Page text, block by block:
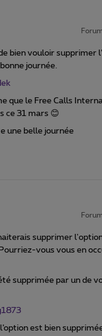
bien vouloir supprimer
journée.
que le Free Calls
ce 31 mars 😊
une belle journée
supprimer
vous vous en
supprimée par un de
est bien